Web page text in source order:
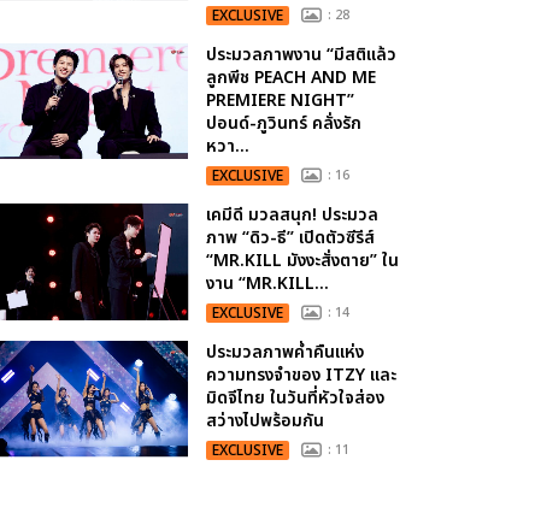
EXCLUSIVE : 28
ประมวลภาพงาน “มีสติแล้ว
ลูกพีช PEACH AND ME
PREMIERE NIGHT”
ปอนด์-ภูวินทร์ คลั่งรัก
หวา...
EXCLUSIVE : 16
เคมีดี มวลสนุก! ประมวล
ภาพ “ดิว-ธี” เปิดตัวซีรีส์
“MR.KILL มังงะสั่งตาย” ใน
งาน “MR.KILL...
EXCLUSIVE : 14
ประมวลภาพค่ำคืนแห่ง
ความทรงจำของ ITZY และ
มิดจีไทย ในวันที่หัวใจส่อง
สว่างไปพร้อมกัน
EXCLUSIVE : 11